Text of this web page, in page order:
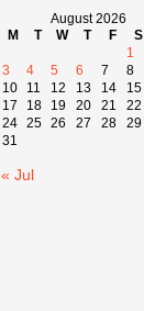
August 2026
M
T W T F S
1
3
4 5 6 7 8
10
11 12 13 14 15
17
18 19 20 21 22
24 25 26 27 28 29
31
« Jul